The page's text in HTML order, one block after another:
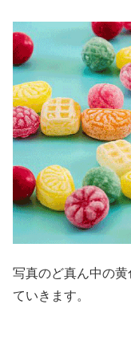
写真のど真ん中の
ていきます。